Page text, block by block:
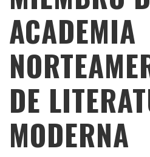
ACADEMIA
DE
MODERNA